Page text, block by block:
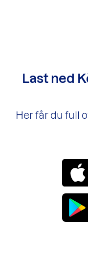
Last ned
Her får du full